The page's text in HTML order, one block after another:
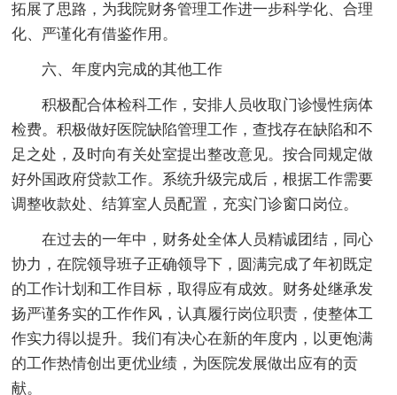
拓展了思路，为我院财务管理工作进一步科学化、合理
化、严谨化有借鉴作用。
六、年度内完成的其他工作
积极配合体检科工作，安排人员收取门诊慢性病体
检费。积极做好医院缺陷管理工作，查找存在缺陷和不
足之处，及时向有关处室提出整改意见。按合同规定做
好外国政府贷款工作。系统升级完成后，根据工作需要
调整收款处、结算室人员配置，充实门诊窗口岗位。
在过去的一年中，财务处全体人员精诚团结，同心
协力，在院领导班子正确领导下，圆满完成了年初既定
的工作计划和工作目标，取得应有成效。财务处继承发
扬严谨务实的工作作风，认真履行岗位职责，使整体工
作实力得以提升。我们有决心在新的年度内，以更饱满
的工作热情创出更优业绩，为医院发展做出应有的贡
献。